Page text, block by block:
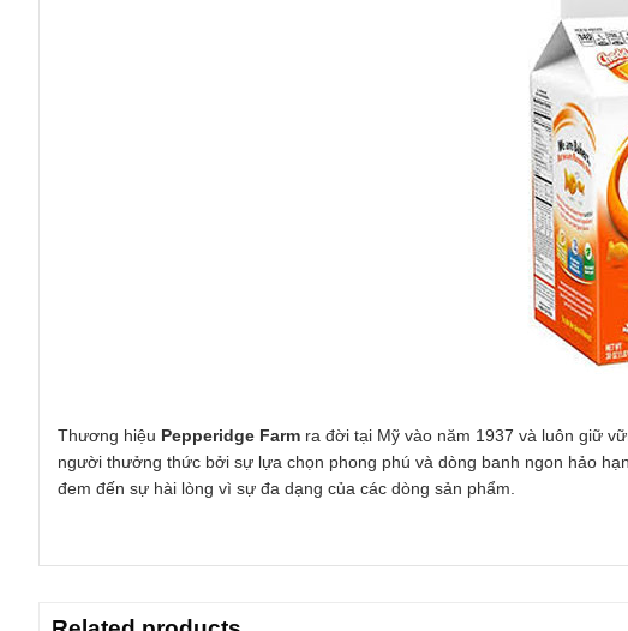
Thương hiệu Pepperidge Farm ra đời tại Mỹ vào năm 1937 và luôn giữ
người thưởng thức bởi sự lựa chọn phong phú và dòng banh ngon hảo
đem đến sự hài lòng vì sự đa dạng của các dòng sản phẩm.